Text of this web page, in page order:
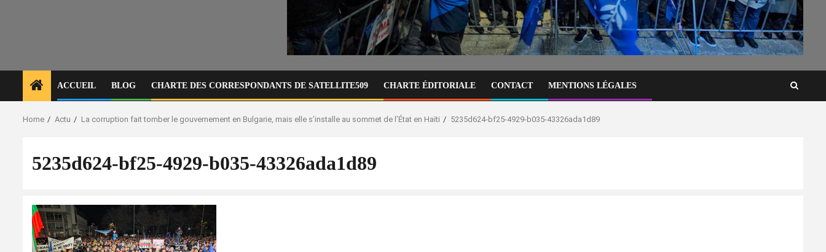
ACCUEIL BLOG CHARTE DES CORRESPONDANTS DE SATELLITE509 CHARTE ÉDITORIALE CONTACT MENTIONS LÉGALES
Home Actu La corruption fait tomber le gouvernement en Bulgarie, mais elle s’installe au sommet de l’État en Haïti 5235d624-bf25-4929-b035-43326ada1d89
5235d624-bf25-4929-b035-43326ada1d89